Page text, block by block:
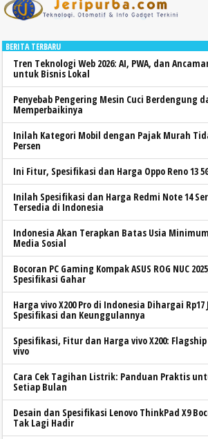
BERITA TERBARU
Tren Teknologi Web 2026: AI, PWA, dan
untuk Bisnis Lokal
Penyebab Pengering Mesin Cuci Berdengung
Memperbaikinya
Inilah Kategori Mobil dengan Pajak Murah
Persen
Ini Fitur, Spesifikasi dan Harga Oppo Reno 13
Inilah Spesifikasi dan Harga Redmi Note 14
Tersedia di Indonesia
Indonesia Akan Terapkan Batas Usia
Media Sosial
Bocoran PC Gaming Kompak ASUS ROG NUC
Spesifikasi Gahar
Harga vivo X200 Pro di Indonesia Dihargai
Spesifikasi dan Keunggulannya
Spesifikasi, Fitur dan Harga vivo X200:
vivo
Cara Cek Tagihan Listrik: Panduan Praktis
Setiap Bulan
Desain dan Spesifikasi Lenovo ThinkPad X9
Tak Lagi Hadir